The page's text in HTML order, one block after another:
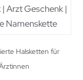
Halsketten für